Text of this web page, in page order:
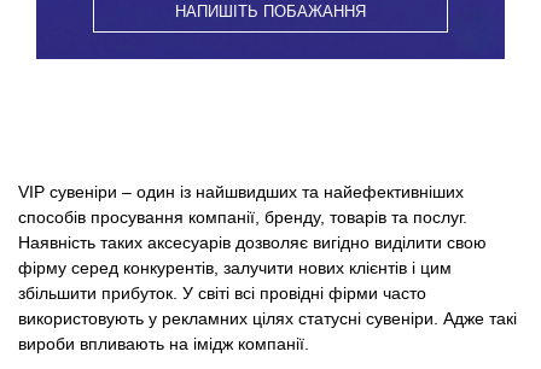
НАПИШІТЬ ПОБАЖАННЯ
VIP сувеніри – один із найшвидших та найефективніших
способів просування компанії, бренду, товарів та послуг.
Наявність таких аксесуарів дозволяє вигідно виділити свою
фірму серед конкурентів, залучити нових клієнтів і цим
збільшити прибуток. У світі всі провідні фірми часто
використовують у рекламних цілях статусні сувеніри. Адже такі
вироби впливають на імідж компанії.